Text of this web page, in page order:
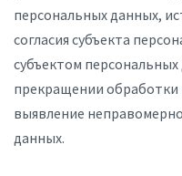
персональных данных,
согласия субъекта
субъектом
прекращении обработки
выявление
данных.